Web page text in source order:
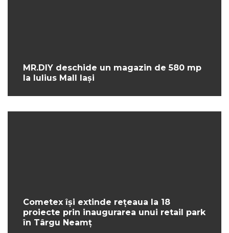
MR.DIY deschide un magazin de 580 mp
la Iulius Mall Iași
Cometex își extinde rețeaua la 18
proiecte prin inaugurarea unui retail park
în Târgu Neamț